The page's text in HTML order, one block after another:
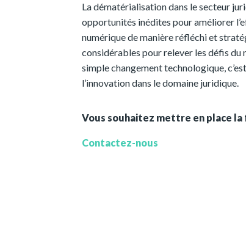
La dématérialisation dans le secteur
opportunités inédites pour améliorer
numérique de manière réfléchi et
considérables pour relever les défis du
simple changement technologique,
l’innovation dans le domaine juridique.
Vous souhaitez mettre en place
Contactez-nous